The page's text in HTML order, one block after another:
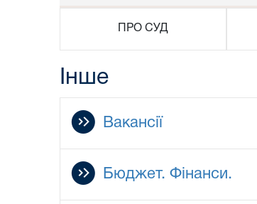
ПРО СУД
Інше
Вакансії
Бюджет. Фінанси.